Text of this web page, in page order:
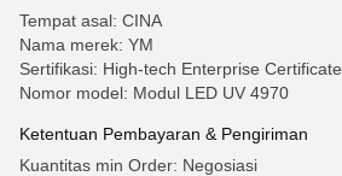
Tempat asal: CINA
Nama merek: YM
Sertifikasi: High-tech Enterprise Certificate
Nomor model: Modul LED UV 4970
Ketentuan Pembayaran & Pengiriman
Kuantitas min Order: Negosiasi